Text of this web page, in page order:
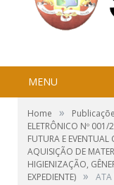
MENU
Home »
ELETRÔNICO Nº 001/
FUTURA E EVENTUAL
AQUISIÇÃO DE
HIGIENIZAÇÃO,
EXPEDIENTE) » ATA